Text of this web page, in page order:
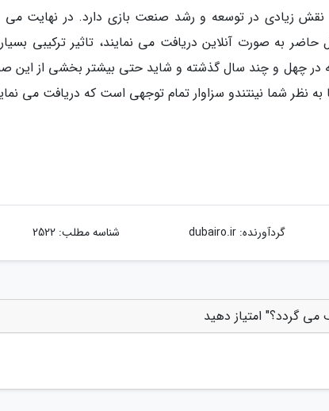
زیادی در توسعه و رشد صنعت بازی دارد. در نهایت می
به صورت آنلاین دریافت می نمایند، تاثیر ترکیبی
در چهل و چند سال گذشته و شاید حتی بیشتر بخشی از این
نظر شما نینتندو سزاوار تمام توجهی است که دریافت می
گردآورنده:dubairo.ir شناسه مطلب: 2522
می گردد؟" امتیاز دهید